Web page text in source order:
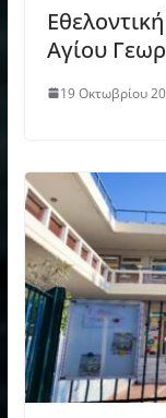
Αγίου
19 Οκτωβρίου